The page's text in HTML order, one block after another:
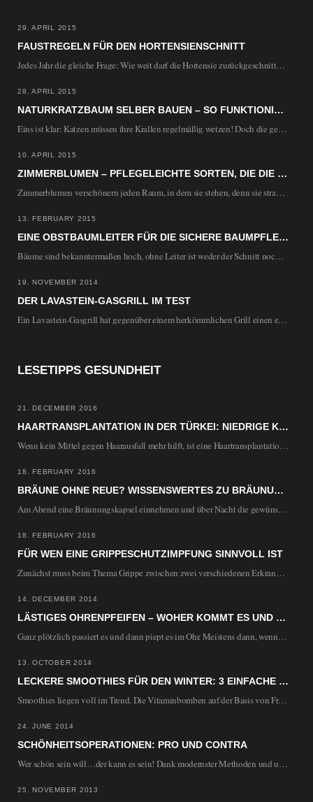
29. APRIL 2015
FAUSTREGELN FÜR DEN HORTENSIENSCHNITT
Jedes Jahr die gleiche Frage: Wie weit darf die Hortensie zurückgeschnitten werden, wenn im Folgejahr…
28. APRIL 2015
NATURKRATZBAUM SELBER BAUEN – SO FUNKTIONIERT’S
Eins ist klar: Katzen müssen ihre Krallen regelmäßig wetzen! Doch die gekauften Kratzbäume aus Plüsch…
10. APRIL 2015
ZIMMERBLUMEN – PFLEGELEICHTE SORTEN, DIE DIE WOHNUNG VERSCHÖNERN
Zimmerblumen verschönern jeden Raum, in dem sie stehen, denn sie strahlen Lebendigkeit und Freude aus.…
13. FEBRUARY 2015
EINE OBSTBAUMLEITER FÜR DIE SICHERE BAUMPFLEGE
Bäume sind bekanntermaßen hoch, ohne Leiter ist weder der Schnitt noch die Ernte möglich. Herkömmliche…
19. NOVEMBER 2014
DER LAVASTEIN-GASGRILL IM TEST
Ein Lavastein-Gasgrill hat gegenüber einem herkömmlichen Grill einen entscheidenden Vorteil. Die Lavasteine speichern die Wärme…
LESETIPPS GESUNDHEIT
21. DECEMBER 2016
HAARTRANSPLANTATION IN DER TÜRKEI: NIEDRIGE KOSTEN UND MODERNE METHODEN
Wenn kein Mittel gegen Haarausfall mehr hilft, ist eine Haartransplantation die letzte Möglichkeit, wieder volles…
18. FEBRUARY 2016
BRÄUNE OHNE REUE? WISSENSWERTES ZU BRÄUNUNGSTABLETTEN
Am Abend eine Bräunungskapsel einnehmen und über Nacht die gewünschte Urlaubsbräune erreichen, ist natürlich ein…
18. FEBRUARY 2016
FÜR WEN EINE GRIPPESCHUTZIMPFUNG SINNVOLL IST
Zunächst muss beim Thema Grippe zwischen zwei verschiedenen Erkrankungen unterschieden werden. Sowohl die harmlosere Erkältung…
14. DECEMBER 2014
LÄSTIGES OHRENPFEIFEN – WOHER KOMMT ES UND WIE WIRD MAN ES WIEDER LOS?
Ganz plötzlich passiert es und dann piept es im Ohr. Meistens dann, wenn man es…
13. OCTOBER 2014
LECKERE SMOOTHIES FÜR DEN WINTER: 3 EINFACHE REZEPTE
Smoothies liegen voll im Trend. Die Vitaminbomben auf der Basis von Früchten, Gemüse und Kräutern…
24. JUNE 2014
SCHÖNHEITSOPERATIONEN: PRO UND CONTRA
Wer schön sein will…der kann es sein! Dank modernster Methoden und umfassender Aufklärung durch die…
25. NOVEMBER 2013